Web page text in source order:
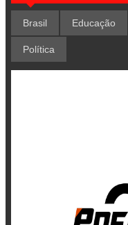
Brasil Educação
Política